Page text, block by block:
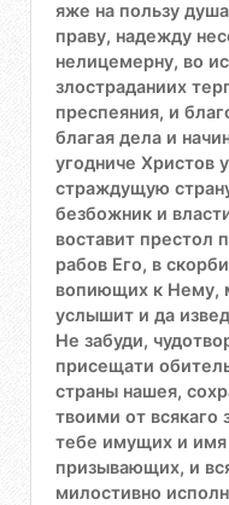
яже на пользу
праву, надежду
нелицемерну, во
злостраданиих
преспеяния, и
благая дела и
угодниче Христов
страждущую
безбожник и
воставит престол
рабов Его, в
вопиющих к Нему,
услышит и да
Не забуди,
присещати
страны нашея,
твоими от всякаго
тебе имущих и
призывающих, и
милостивно